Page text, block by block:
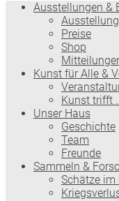
Ausstellungen &
Preise
Shop
Kunst für Alle &
Kunst trifft
Unser Haus
Geschichte
Team
Freunde
Sammeln &
Schätze im